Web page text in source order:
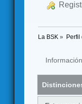
La BSK » Perfil